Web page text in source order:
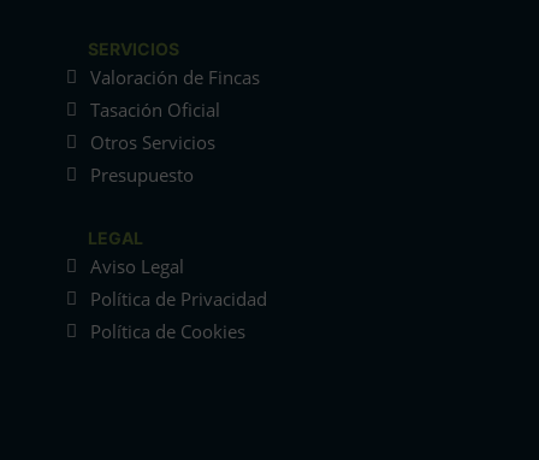
SERVICIOS
Valoración de Fincas
Tasación Oficial
Otros Servicios
Presupuesto
LEGAL
Aviso Legal
Política de Privacidad
Política de Cookies